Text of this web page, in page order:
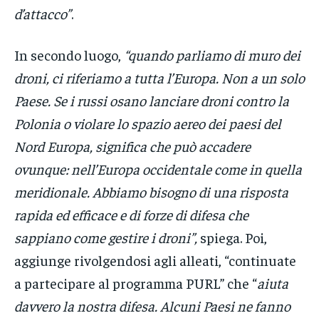
d’attacco”.
In secondo luogo, “quando parliamo di muro dei
droni, ci riferiamo a tutta l’Europa. Non a un solo
Paese. Se i russi osano lanciare droni contro la
Polonia o violare lo spazio aereo dei paesi del
Nord Europa, significa che può accadere
ovunque: nell’Europa occidentale come in quella
meridionale. Abbiamo bisogno di una risposta
rapida ed efficace e di forze di difesa che
sappiano come gestire i droni”, spiega. Poi,
aggiunge rivolgendosi agli alleati, “continuate
a partecipare al programma PURL” che “aiuta
davvero la nostra difesa. Alcuni Paesi ne fanno